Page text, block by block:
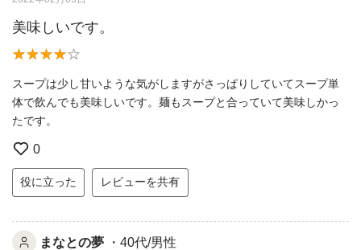
美味しいです。
スープは少し甘いような気がしますがさっぱりしていてスープ単
体で飲んでも美味しいです。麺もスープと合っていて美味しかっ
たです。
0
役に立った レビューを共有
まなとの夢 ・40代/男性